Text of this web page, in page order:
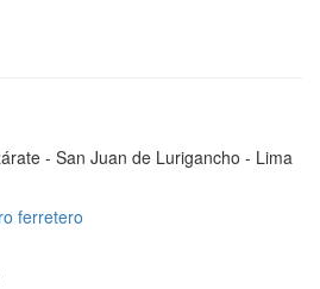
- San Juan de Lurigancho - Lima
ferretero